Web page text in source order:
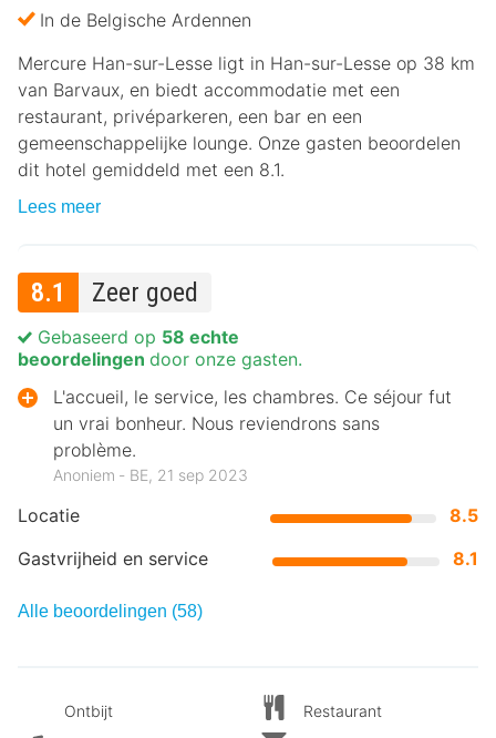
In de Belgische Ardennen
Mercure Han-sur-Lesse ligt in Han-sur-Lesse op 38 km
van Barvaux, en biedt accommodatie met een
restaurant, privéparkeren, een bar en een
gemeenschappelijke lounge. Onze gasten beoordelen
dit hotel gemiddeld met een 8.1.
Lees meer
8.1 Zeer goed
Locatie
8.5
Gastvrijheid en service
8.1
Gebaseerd op 58 echte
beoordelingen door onze gasten.
L'accueil, le service, les chambres. Ce séjour fut
un vrai bonheur. Nous reviendrons sans
problème.
Anoniem ‐ BE, 21 sep 2023
Alle beoordelingen (58)
Ontbijt
Restaurant